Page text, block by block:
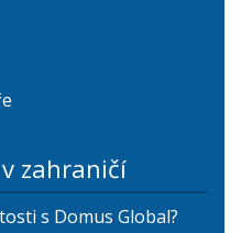
zahraničí
s Domus Global?